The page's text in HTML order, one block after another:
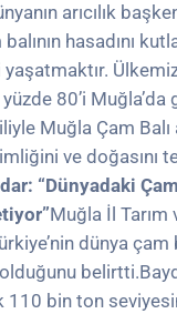
arıcılık
hasadını
80’i
Muğla Çam Balı
ve doğasını
“Dünyadaki
Muğla İl
dünya çam
110 bin ton